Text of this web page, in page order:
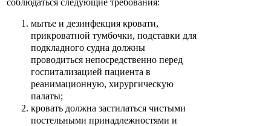
мытье и дезинфекция кровати,
прикроватной тумбочки, подставки для
подкладного судна должны
проводиться непосредственно перед
госпитализацией пациента в
реанимационную, хирургическую
палаты;
кровать должна застилаться чистыми
постельными принадлежностями и